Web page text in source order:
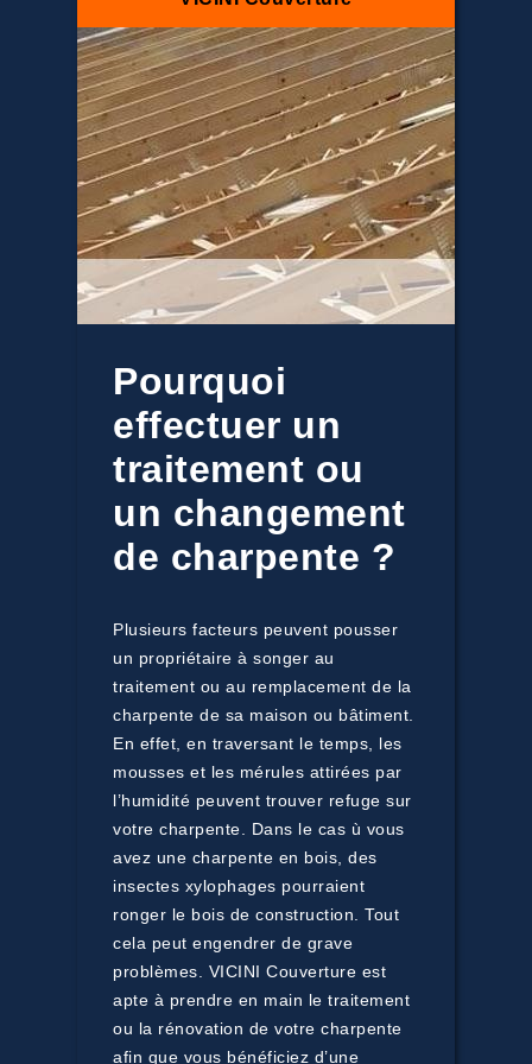
Pourquoi
effectuer un
traitement ou
un changement
de charpente ?
Plusieurs facteurs peuvent pousser
un propriétaire à songer au
traitement ou au remplacement de la
charpente de sa maison ou bâtiment.
En effet, en traversant le temps, les
mousses et les mérules attirées par
l’humidité peuvent trouver refuge sur
votre charpente. Dans le cas ù vous
avez une charpente en bois, des
insectes xylophages pourraient
ronger le bois de construction. Tout
cela peut engendrer de grave
problèmes. VICINI Couverture est
apte à prendre en main le traitement
ou la rénovation de votre charpente
afin que vous bénéficiez d’une